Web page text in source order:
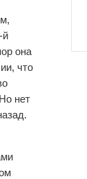
й
она
что
нет